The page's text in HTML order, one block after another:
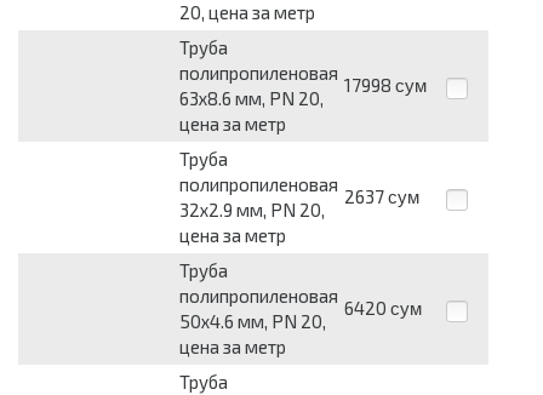
20, цена за метр
Труба
полипропиленовая
63x8.6 мм, PN 20,
цена за метр
17998 сум
Труба
полипропиленовая
32x2.9 мм, PN 20,
цена за метр
2637 сум
Труба
полипропиленовая
50x4.6 мм, PN 20,
цена за метр
6420 сум
Труба